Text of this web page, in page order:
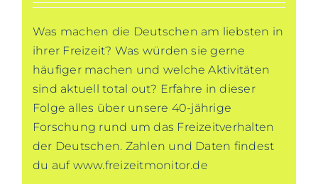
Was machen die Deutschen am liebsten in
ihrer Freizeit? Was würden sie gerne
häufiger machen und welche Aktivitäten
sind aktuell total out? Erfahre in dieser
Folge alles über unsere 40-jährige
Forschung rund um das Freizeitverhalten
der Deutschen. Zahlen und Daten findest
du auf www.freizeitmonitor.de